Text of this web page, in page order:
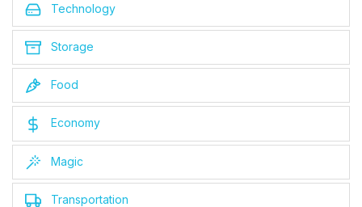
Technology
Storage
Food
Economy
Magic
Transportation